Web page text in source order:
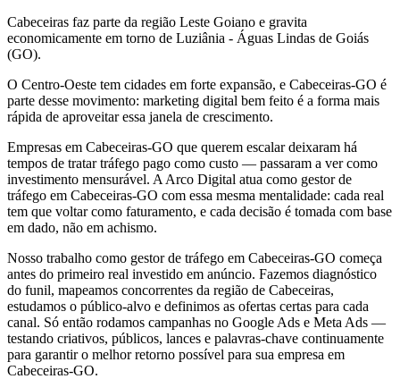
Cabeceiras faz parte da região Leste Goiano e gravita
economicamente em torno de Luziânia - Águas Lindas de Goiás
(GO).
O Centro-Oeste tem cidades em forte expansão, e Cabeceiras-GO é
parte desse movimento: marketing digital bem feito é a forma mais
rápida de aproveitar essa janela de crescimento.
Empresas em Cabeceiras-GO que querem escalar deixaram há
tempos de tratar tráfego pago como custo — passaram a ver como
investimento mensurável. A Arco Digital atua como gestor de
tráfego em Cabeceiras-GO com essa mesma mentalidade: cada real
tem que voltar como faturamento, e cada decisão é tomada com base
em dado, não em achismo.
Nosso trabalho como gestor de tráfego em Cabeceiras-GO começa
antes do primeiro real investido em anúncio. Fazemos diagnóstico
do funil, mapeamos concorrentes da região de Cabeceiras,
estudamos o público-alvo e definimos as ofertas certas para cada
canal. Só então rodamos campanhas no Google Ads e Meta Ads —
testando criativos, públicos, lances e palavras-chave continuamente
para garantir o melhor retorno possível para sua empresa em
Cabeceiras-GO.